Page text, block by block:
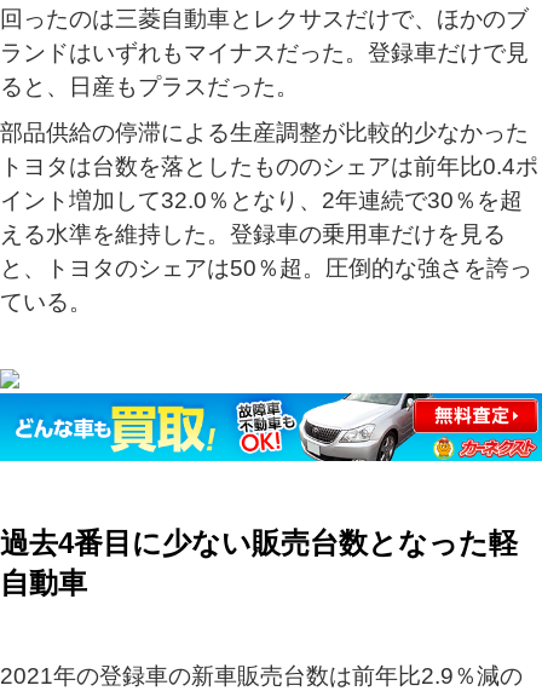
回ったのは三菱自動車とレクサスだけで、ほかのブ
ランドはいずれもマイナスだった。登録車だけで見
ると、日産もプラスだった。
部品供給の停滞による生産調整が比較的少なかった
トヨタは台数を落としたもののシェアは前年比0.4ポ
イント増加して32.0％となり、2年連続で30％を超
える水準を維持した。登録車の乗用車だけを見る
と、トヨタのシェアは50％超。圧倒的な強さを誇っ
ている。
過去4番目に少ない販売台数となった軽
自動車
2021年の登録車の新車販売台数は前年比2.9％減の